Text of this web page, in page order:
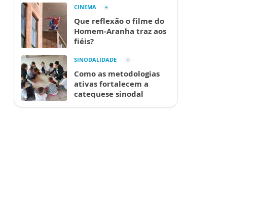
CINEMA
Que reflexão o filme do
Homem-Aranha traz aos
fiéis?
SINODALIDADE
Como as metodologias
ativas fortalecem a
catequese sinodal